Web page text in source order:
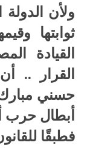
ولأن
ثوابتها
القيادة
القرار ..
حسني مبارك
أبطال حرب